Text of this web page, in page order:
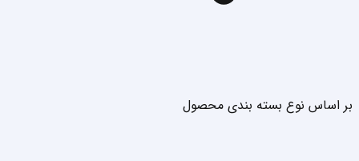
بر اساس نوع بسته بندی محصول